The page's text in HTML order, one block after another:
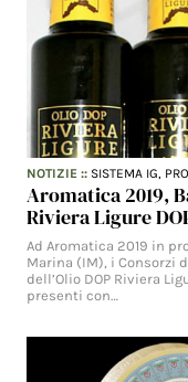
NOTIZIE :: SISTEMA IG,
Aromatica 2019,
Riviera Ligure
Ad Aromatica 2019 in
Marina (IM), i Consorzi
dell’Olio DOP Riviera
presenti con…